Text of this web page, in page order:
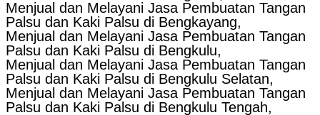
Menjual dan Melayani Jasa Pembuatan Tangan
Palsu dan Kaki Palsu di Bengkayang,
Menjual dan Melayani Jasa Pembuatan Tangan
Palsu dan Kaki Palsu di Bengkulu,
Menjual dan Melayani Jasa Pembuatan Tangan
Palsu dan Kaki Palsu di Bengkulu Selatan,
Menjual dan Melayani Jasa Pembuatan Tangan
Palsu dan Kaki Palsu di Bengkulu Tengah,